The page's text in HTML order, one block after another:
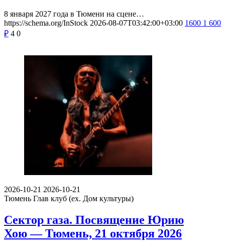
8 января 2027 года в Тюмени на сцене…
https://schema.org/InStock 2026-08-07T03:42:00+03:00 1600 1 600
₽ 4 0
2026-10-21 2026-10-21
Тюмень Глав клуб (ex. Дом культуры)
Сектор газа. Посвящение Юрию
Хою — Тюмень, 21 октября 2026